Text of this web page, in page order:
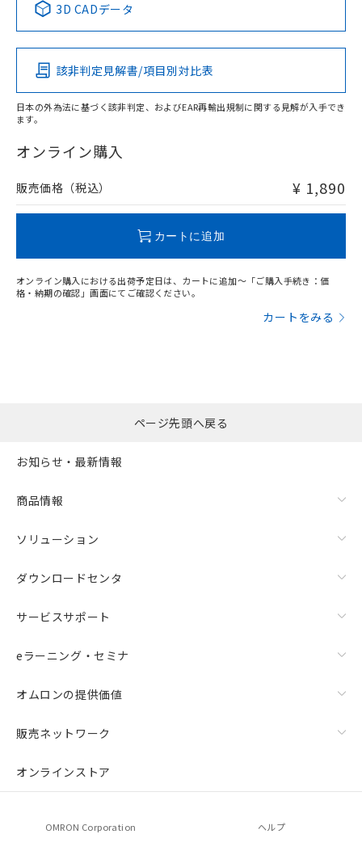
Pb Hg Cd Cr(VI)
O
在庫等で未対応品が混在する可能性があります。
問い合わせください。
3D CADデータ
該非判定見解書/項目別対比表
日本の外為法に基づく該非判定、およびEAR再輸出規制に関する見解が入手でき
ます。
オンライン購入
販売価格（税込） ¥ 1,890
カートに追加
オンライン購入における出荷予定日は、カートに追加～「ご購入手続き：価
格・納期の確認」画面にてご確認ください。
カートをみる
ページ先頭へ戻る
お知らせ・最新情報
商品情報
ソリューション
ダウンロードセンタ
サービスサポート
eラーニング・セミナ
オムロンの提供価値
販売ネットワーク
オンラインストア
OMRON Corporation ヘルプ